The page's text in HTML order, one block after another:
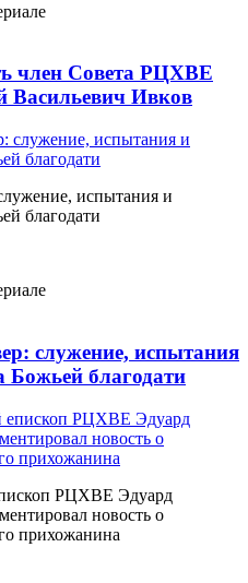
член Совета РЦХВЕ
Васильевич Ивков
испытания и
благодати
служение, испытания
Божьей благодати
РЦХВЕ Эдуард
новость о
прихожанина